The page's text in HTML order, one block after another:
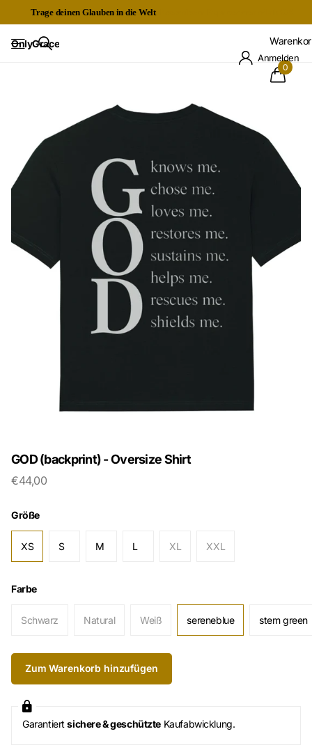
Trage deinen Glauben in die Welt
OnlyGrace
Anmelden
0
GOD (backprint) - Oversize Shirt
€44,00
Größe
XS S M L XL XXL
Farbe
Schwarz Natural Weiß sereneblue stem green
Zum Warenkorb hinzufügen
Garantiertsichere & geschützte Kaufabwicklung.